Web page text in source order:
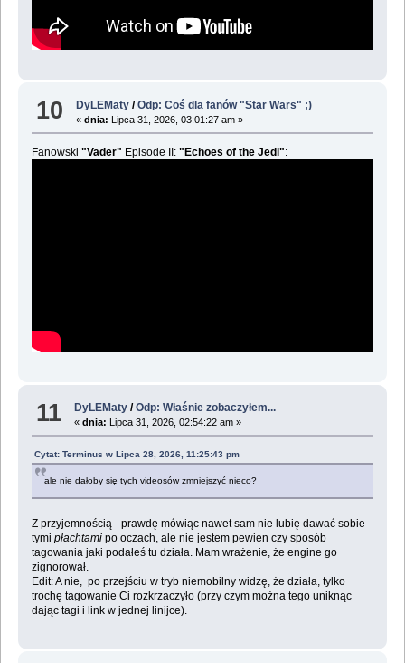
10 DyLEMaty /Odp: Coś dla fanów "Star Wars" ;)
«dnia: Lipca 31, 2026, 03:01:27 am »
Fanowski "Vader" Episode II: "Echoes of the Jedi":
11 DyLEMaty /Odp: Właśnie zobaczyłem...
«dnia: Lipca 31, 2026, 02:54:22 am »
Cytat: Terminus w Lipca 28, 2026, 11:25:43 pm
ale nie dałoby się tych videosów zmniejszyć nieco?
Z przyjemnością - prawdę mówiąc nawet sam nie lubię dawać sobie
tymi płachtamipo oczach, ale nie jestem pewien czy sposób
tagowania jaki podałeś tu działa. Mam wrażenie, że engine go
zignorował.
Edit: A nie, po przejściu w tryb niemobilny widzę, że działa, tylko
trochę tagowanie Ci rozkrzaczyło (przy czym można tego uniknąc
dając tagi i link w jednej linijce).